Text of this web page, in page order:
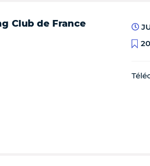
Club de France